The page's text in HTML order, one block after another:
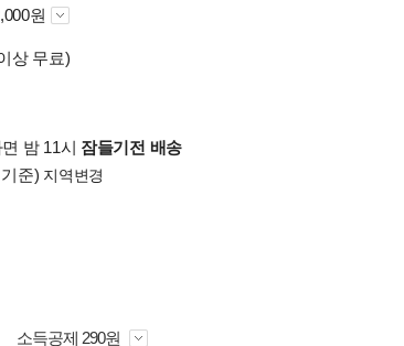
원
상 무료)
밤 11시 잠들기전 배송
준) 지역변경
소득공제 290원